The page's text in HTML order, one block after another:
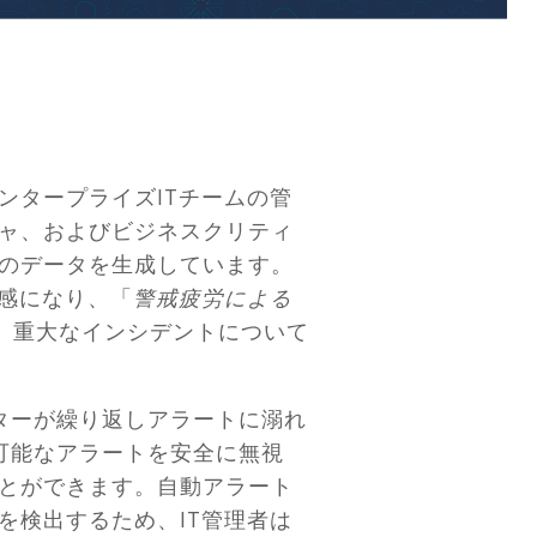
タープライズITチームの管
、およびビジネスクリティ
ータを生成しています。
になり、「警戒疲労による
大なインシデントについて
が繰り返しアラートに溺れ
なアラートを安全に無視
ができます。自動アラート
検出するため、IT管理者は